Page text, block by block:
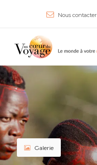
Nous contacter
Galerie